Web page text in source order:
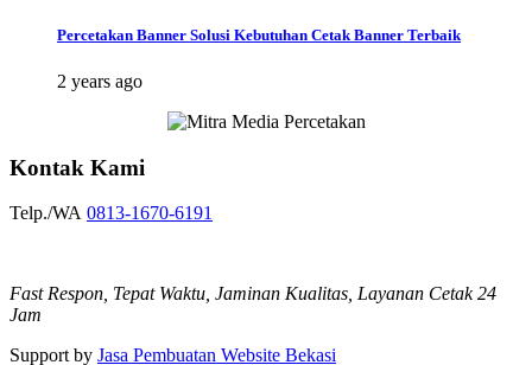
Percetakan Banner Solusi Kebutuhan Cetak Banner Terbaik
2 years ago
Kontak Kami
Telp./WA 0813-1670-6191
Fast Respon, Tepat Waktu, Jaminan Kualitas, Layanan Cetak 24
Jam
Support by Jasa Pembuatan Website Bekasi